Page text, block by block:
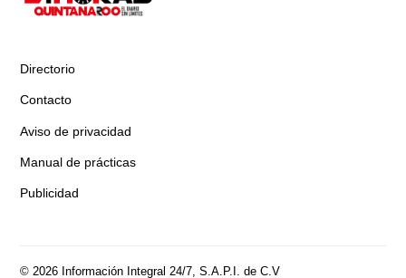
Directorio
Contacto
Aviso de privacidad
Manual de prácticas
Publicidad
© 2026 Información Integral 24/7, S.A.P.I. de C.V